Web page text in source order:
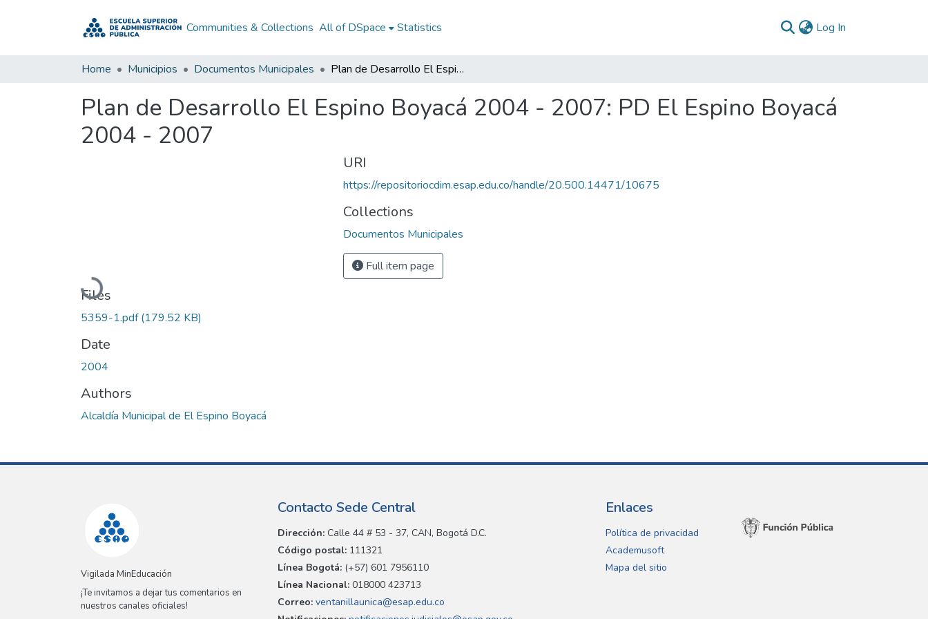
Communities & Collections All of DSpace Statistics Log In
Home Municipios Documentos Municipales Plan de Desarrollo El Espino Boyacá 2004 - 2007: PD El Espino Boyacá 2004 - 2007
Plan de Desarrollo El Espino Boyacá 2004 - 2007: PD El Espino Boyacá
2004 - 2007
Loading...
Files
5359-1.pdf(179.52 KB)
Date
2004
Authors
Alcaldía Municipal de El Espino Boyacá
URI
https://repositoriocdim.esap.edu.co/handle/20.500.14471/10675
Collections
Documentos Municipales
Full item page
Vigilada MinEducación
¡Te invitamos a dejar tus comentarios en
nuestros canales oficiales!
Contacto Sede Central
Dirección: Calle 44 # 53 - 37, CAN, Bogotá D.C.
Código postal: 111321
Línea Bogotá: (+57) 601 7956110
Línea Nacional: 018000 423713
Correo: ventanillaunica@esap.edu.co
Enlaces
Política de privacidad
Academusoft
Mapa del sitio